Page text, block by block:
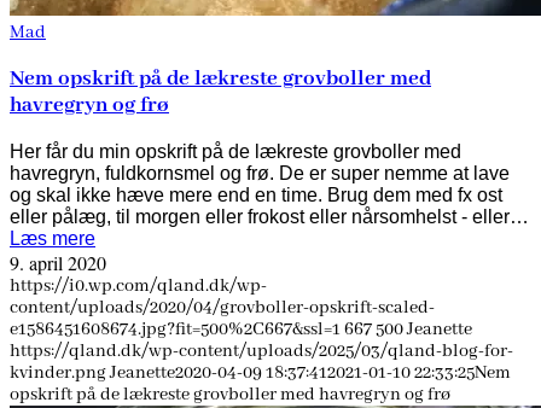
Mad
Nem opskrift på de lækreste grovboller med
havregryn og frø
Her får du min opskrift på de lækreste grovboller med
havregryn, fuldkornsmel og frø. De er super nemme at lave
og skal ikke hæve mere end en time. Brug dem med fx ost
eller pålæg, til morgen eller frokost eller nårsomhelst - eller…
Læs mere
9. april 2020
https://i0.wp.com/qland.dk/wp-
content/uploads/2020/04/grovboller-opskrift-scaled-
e1586451608674.jpg?fit=500%2C667&ssl=1 667500Jeanette
https://qland.dk/wp-content/uploads/2025/03/qland-blog-for-
kvinder.pngJeanette2020-04-09 18:37:412021-01-10 22:33:25Nem
opskrift på de lækreste grovboller med havregryn og frø